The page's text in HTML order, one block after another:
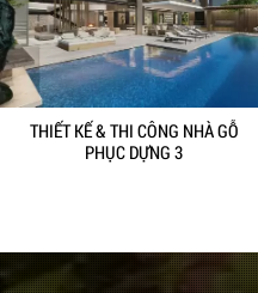
THIẾT KẾ & THI CÔNG NHÀ GỖ
PHỤC DỰNG 3